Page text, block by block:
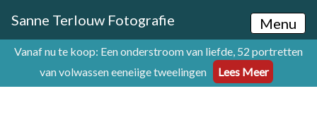
Sanne Terlouw Fotografie Menu
Vanaf nu te koop: Een onderstroom van liefde, 52 portretten
van volwassen eeneiige tweelingen
Lees Meer